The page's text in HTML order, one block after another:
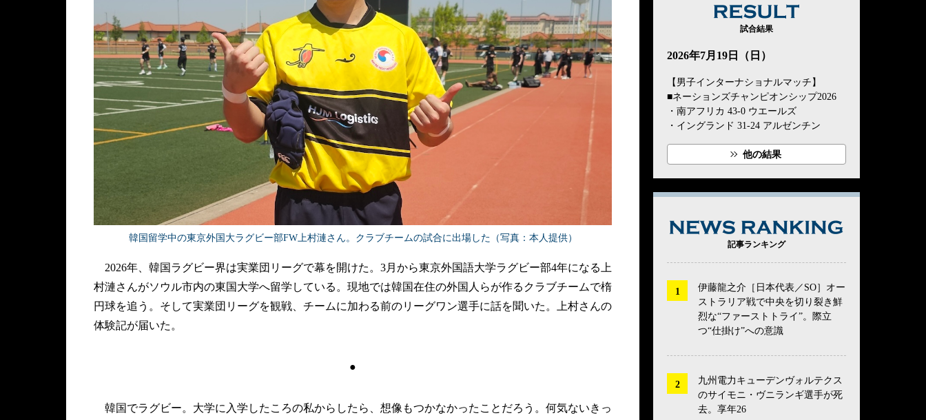
韓国留学中の東京外国大ラグビー部FW上村漣さん。クラブチームの試合に出場した（写真：本人提供）
2026年、韓国ラグビー界は実業団リーグで幕を開けた。3月から東京外国語大学ラグビー部4年になる上
村漣さんがソウル市内の東国大学へ留学している。現地では韓国在住の外国人らが作るクラブチームで楕
円球を追う。そして実業団リーグを観戦、チームに加わる前のリーグワン選手に話を聞いた。上村さんの
体験記が届いた。
●
韓国でラグビー。大学に入学したころの私からしたら、想像もつかなかったことだろう。何気ないきっ
試合結果
2026年7月19日（日）
【男子インターナショナルマッチ】
■ネーションズチャンピオンシップ2026
・南アフリカ 43-0 ウエールズ
・イングランド 31-24 アルゼンチン
他の結果
記事ランキング
伊藤龍之介［日本代表／SO］オー
ストラリア戦で中央を切り裂き鮮
烈な“ファーストトライ”。際立
つ“仕掛け”への意識
九州電力キューデンヴォルテクス
のサイモニ・ヴニランギ選手が死
去。享年26